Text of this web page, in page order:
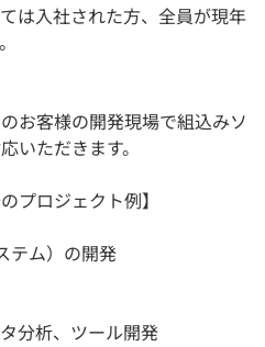
は入社された方、全員が現年
お客様の開発現場で組込みソ
いただきます。
プロジェクト例】
テム）の開発
分析、ツール開発